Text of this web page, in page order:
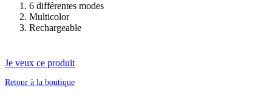
6 différentes modes
Multicolor
Rechargeable
Je veux ce produit
Retour à la boutique